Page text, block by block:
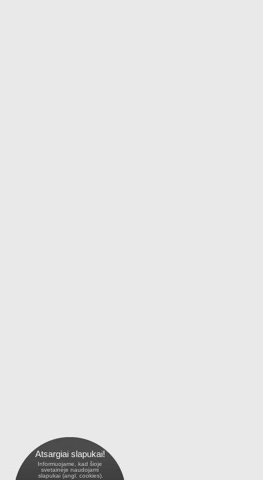
Atsargiai slapukai!
Informuojame, kad šioje
svetainėje naudojami
slapukai (angl. cookies).